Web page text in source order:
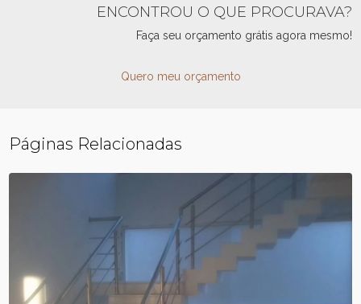
ENCONTROU O QUE PROCURAVA?
Faça seu orçamento grátis agora mesmo!
Quero meu orçamento
Páginas Relacionadas